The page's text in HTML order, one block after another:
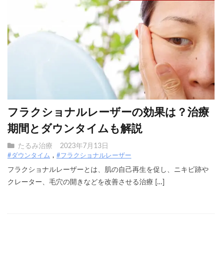
フラクショナルレーザーの効果は？治療
期間とダウンタイムも解説
たるみ治療 2023年7月13日
#ダウンタイム #フラクショナルレーザー
フラクショナルレーザーとは、肌の自己再生を促し、ニキビ跡や
クレーター、毛穴の開きなどを改善させる治療 […]